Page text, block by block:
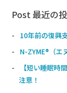
Post 最近の
10年前の復興
N-ZYME®️（エ
【短い睡眠時
注意！